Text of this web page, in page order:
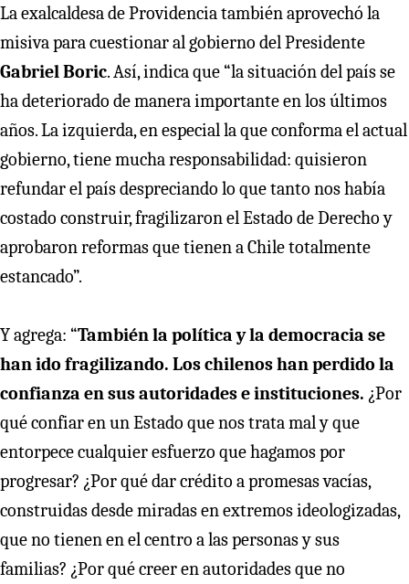
La exalcaldesa de Providencia también aprovechó la
misiva para cuestionar al gobierno del Presidente
Gabriel Boric. Así, indica que “la situación del país se
ha deteriorado de manera importante en los últimos
años. La izquierda, en especial la que conforma el actual
gobierno, tiene mucha responsabilidad: quisieron
refundar el país despreciando lo que tanto nos había
costado construir, fragilizaron el Estado de Derecho y
aprobaron reformas que tienen a Chile totalmente
estancado”.
Y agrega: “También la política y la democracia se
han ido fragilizando. Los chilenos han perdido la
confianza en sus autoridades e instituciones. ¿Por
qué confiar en un Estado que nos trata mal y que
entorpece cualquier esfuerzo que hagamos por
progresar? ¿Por qué dar crédito a promesas vacías,
construidas desde miradas en extremos ideologizadas,
que no tienen en el centro a las personas y sus
familias? ¿Por qué creer en autoridades que no